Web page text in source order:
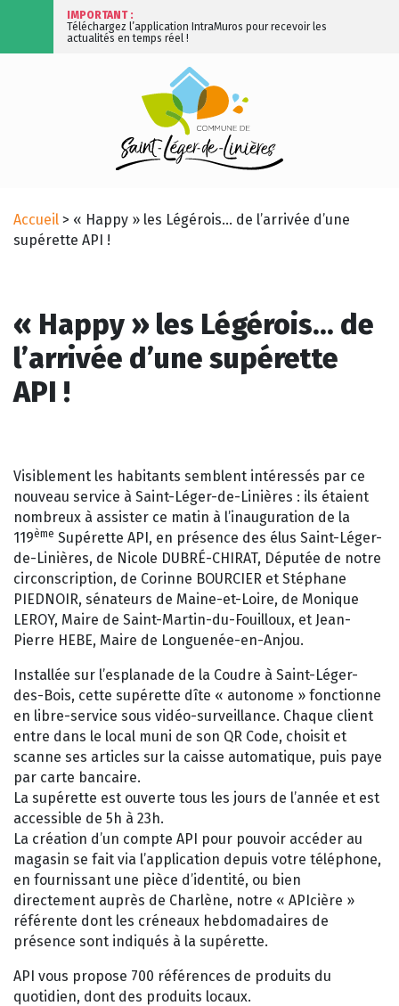
IMPORTANT :
Téléchargez l’application IntraMuros pour recevoir les
actualités en temps réel !
Accueil > « Happy » les Légérois… de l’arrivée d’une
supérette API !
« Happy » les Légérois… de
l’arrivée d’une supérette
API !
Visiblement les habitants semblent intéressés par ce
nouveau service à Saint-Léger-de-Linières : ils étaient
nombreux à assister ce matin à l’inauguration de la
119ème Supérette API, en présence des élus Saint-Léger-
de-Linières, de Nicole DUBRÉ-CHIRAT, Députée de notre
circonscription, de Corinne BOURCIER et Stéphane
PIEDNOIR, sénateurs de Maine-et-Loire, de Monique
LEROY, Maire de Saint-Martin-du-Fouilloux, et Jean-
Pierre HEBE, Maire de Longuenée-en-Anjou.
Installée sur l’esplanade de la Coudre à Saint-Léger-
des-Bois, cette supérette dîte « autonome » fonctionne
en libre-service sous vidéo-surveillance. Chaque client
entre dans le local muni de son QR Code, choisit et
scanne ses articles sur la caisse automatique, puis paye
par carte bancaire.
La supérette est ouverte tous les jours de l’année et est
accessible de 5h à 23h.
La création d’un compte API pour pouvoir accéder au
magasin se fait via l’application depuis votre téléphone,
en fournissant une pièce d’identité, ou bien
directement auprès de Charlène, notre « APIcière »
référente dont les créneaux hebdomadaires de
présence sont indiqués à la supérette.
API vous propose 700 références de produits du
quotidien, dont des produits locaux.